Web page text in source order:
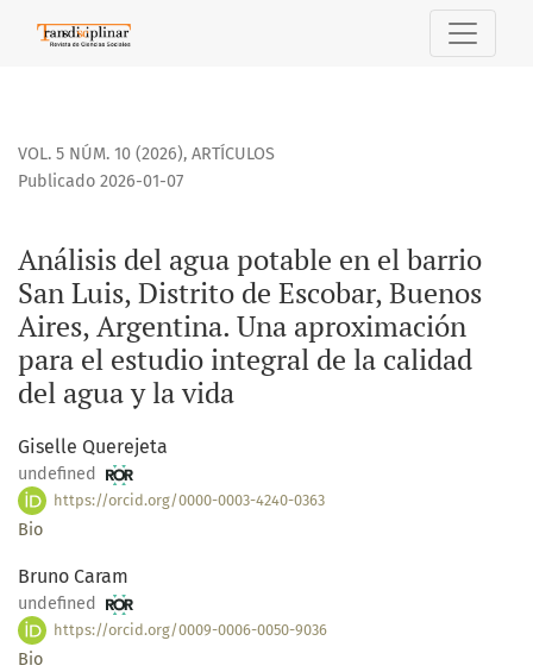
Análisis del agua potable en el barrio San Luis, Distrito
VOL. 5 NÚM. 10 (2026), ARTÍCULOS
Análisis del agua potable en el barrio
San Luis, Distrito de Escobar, Buenos
Aires, Argentina. Una aproximación
para el estudio integral de la calidad
del agua y la vida
Publicado 2026-01-07
Giselle Querejeta
undefined
https://orcid.org/0000-0003-4240-0363
Bio
Bruno Caram
undefined
https://orcid.org/0009-0006-0050-9036
Bio